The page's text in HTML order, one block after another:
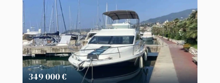
349 000 €